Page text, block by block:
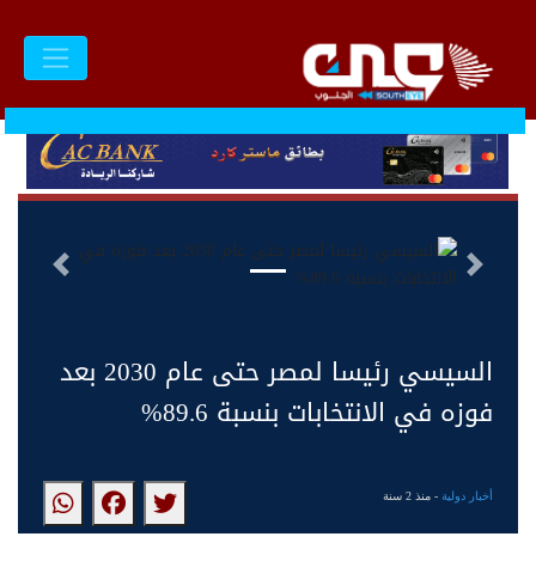
التالى السابق
السيسي رئيسا لمصر حتى عام 2030 بعد
فوزه في الانتخابات بنسبة 89.6%
أخبار دولية- منذ 2 سنة